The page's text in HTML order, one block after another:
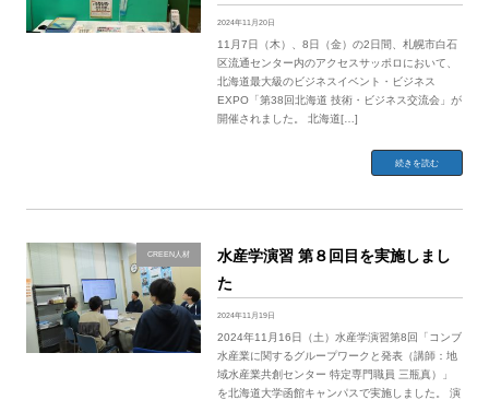
2024年11月20日
11月7日（木）、8日（金）の2日間、札幌市白石
区流通センター内のアクセスサッポロにおいて、
北海道最大級のビジネスイベント・ビジネス
EXPO「第38回北海道 技術・ビジネス交流会」が
開催されました。 北海道[…]
続きを読む
CREEN人材
水産学演習 第８回目を実施しまし
た
2024年11月19日
2024年11月16日（土）水産学演習第8回「コンブ
水産業に関するグループワークと発表（講師：地
域水産業共創センター 特定専門職員 三瓶真）」
を北海道大学函館キャンパスで実施しました。 演